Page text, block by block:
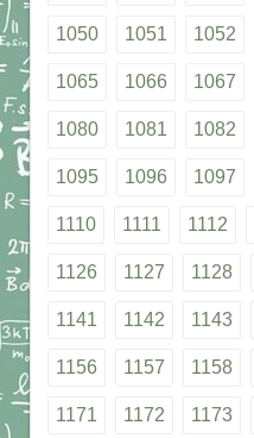
1050 1051 1052
1065 1066 1067
1080 1081 1082
1095 1096 1097
1110 1111 1112
1126 1127 1128
1141 1142 1143
1156 1157 1158
1171 1172 1173